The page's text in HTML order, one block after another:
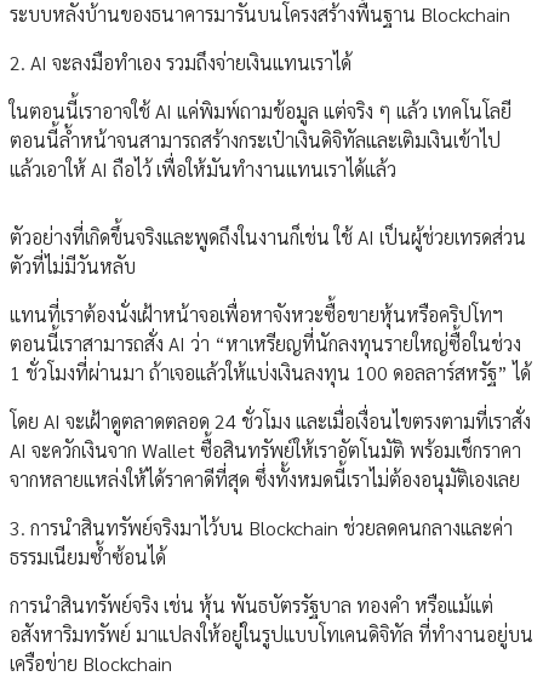
ระบบหลังบ้านของธนาคารมารันบนโครงสร้างพื้นฐาน Blockchain
2. AI จะลงมือทำเอง รวมถึงจ่ายเงินแทนเราได้
ในตอนนี้เราอาจใช้ AI แค่พิมพ์ถามข้อมูล แต่จริง ๆ แล้ว เทคโนโลยี
ตอนนี้ล้ำหน้าจนสามารถสร้างกระเป๋าเงินดิจิทัลและเติมเงินเข้าไป
แล้วเอาให้ AI ถือไว้ เพื่อให้มันทำงานแทนเราได้แล้ว
ตัวอย่างที่เกิดขึ้นจริงและพูดถึงในงานก็เช่น ใช้ AI เป็นผู้ช่วยเทรดส่วน
ตัวที่ไม่มีวันหลับ
แทนที่เราต้องนั่งเฝ้าหน้าจอเพื่อหาจังหวะซื้อขายหุ้นหรือคริปโทฯ
ตอนนี้เราสามารถสั่ง AI ว่า “หาเหรียญที่นักลงทุนรายใหญ่ซื้อในช่วง
1 ชั่วโมงที่ผ่านมา ถ้าเจอแล้วให้แบ่งเงินลงทุน 100 ดอลลาร์สหรัฐ” ได้
โดย AI จะเฝ้าดูตลาดตลอด 24 ชั่วโมง และเมื่อเงื่อนไขตรงตามที่เราสั่ง
AI จะควักเงินจาก Wallet ซื้อสินทรัพย์ให้เราอัตโนมัติ พร้อมเช็กราคา
จากหลายแหล่งให้ได้ราคาดีที่สุด ซึ่งทั้งหมดนี้เราไม่ต้องอนุมัติเองเลย
3. การนำสินทรัพย์จริงมาไว้บน Blockchain ช่วยลดคนกลางและค่า
ธรรมเนียมซ้ำซ้อนได้
การนำสินทรัพย์จริง เช่น หุ้น พันธบัตรรัฐบาล ทองคำ หรือแม้แต่
อสังหาริมทรัพย์ มาแปลงให้อยู่ในรูปแบบโทเคนดิจิทัล ที่ทำงานอยู่บน
เครือข่าย Blockchain